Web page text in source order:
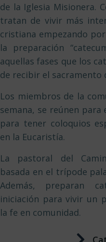
de la Iglesia Misionera.
tratan de vivir más
cristiana empezando
la preparación
aquellas fases que los
de recibir el sacramento
Los miembros de la
semana, se reúnen para
para tener coloquios
en la Eucaristía.
La pastoral del
basada en el trípode
Además, preparan
iniciación para vivir un
la fe en comunidad.